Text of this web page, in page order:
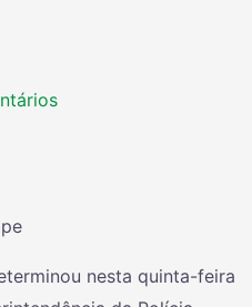
nesta quinta-feira